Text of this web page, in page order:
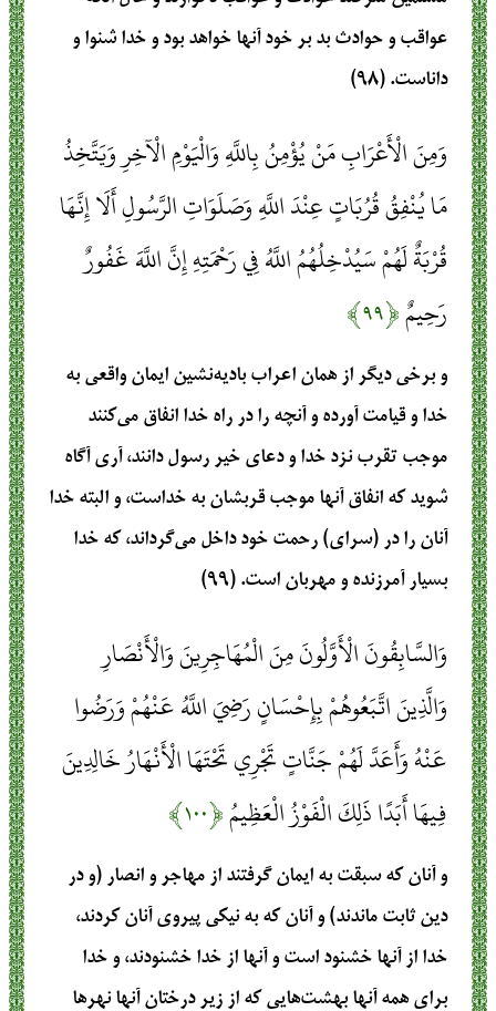
عواقب و حوادث بد بر خود آنها خواهد بود و خدا شنوا و
داناست. (۹۸)
وَمِنَ الْأَعْرَابِ مَنْ يُؤْمِنُ بِاللَّهِ وَالْيَوْمِ الْآخِرِ وَيَتَّخِذُ
مَا يُنْفِقُ قُرُبَاتٍ عِنْدَ اللَّهِ وَصَلَوَاتِ الرَّسُولِ أَلَا إِنَّهَا
قُرْبَةٌ لَهُمْ سَيُدْخِلُهُمُ اللَّهُ فِي رَحْمَتِهِ إِنَّ اللَّهَ غَفُورٌ
رَحِيمٌ﴿۹۹﴾
و برخی دیگر از همان اعراب بادیه‌نشین ایمان واقعی به
خدا و قیامت آورده و آنچه را در راه خدا انفاق می‌کنند
موجب تقرب نزد خدا و دعای خیر رسول دانند، آری آگاه
شوید که انفاق آنها موجب قربشان به خداست، و البته خدا
آنان را در (سرای) رحمت خود داخل می‌گرداند، که خدا
بسیار آمرزنده و مهربان است. (۹۹)
وَالسَّابِقُونَ الْأَوَّلُونَ مِنَ الْمُهَاجِرِينَ وَالْأَنْصَارِ
وَالَّذِينَ اتَّبَعُوهُمْ بِإِحْسَانٍ رَضِيَ اللَّهُ عَنْهُمْ وَرَضُوا
عَنْهُ وَأَعَدَّ لَهُمْ جَنَّاتٍ تَجْرِي تَحْتَهَا الْأَنْهَارُ خَالِدِينَ
فِيهَا أَبَدًا ذَلِكَ الْفَوْزُ الْعَظِيمُ﴿۱۰۰﴾
و آنان که سبقت به ایمان گرفتند از مهاجر و انصار (و در
دین ثابت ماندند) و آنان که به نیکی پیروی آنان کردند،
خدا از آنها خشنود است و آنها از خدا خشنودند، و خدا
برای همه آنها بهشت‌هایی که از زیر درختان آنها نهرها